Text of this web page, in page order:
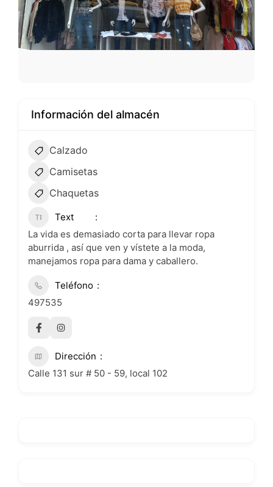
Información del almacén
Calzado
Camisetas
Chaquetas
Text
La vida es demasiado corta para llevar ropa
aburrida , así que ven y vístete a la moda,
manejamos ropa para dama y caballero.
Teléfono
497535
Dirección
Calle 131 sur # 50 - 59, local 102